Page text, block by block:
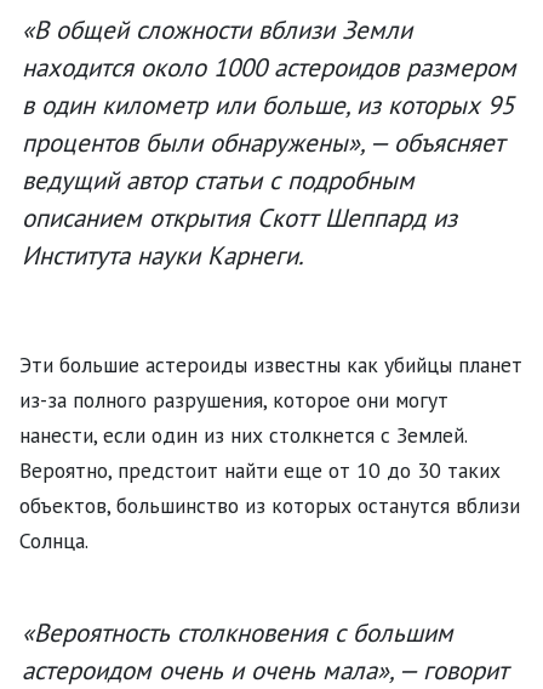
«В общей сложности вблизи Земли
находится около 1000 астероидов размером
в один километр или больше, из которых 95
процентов были обнаружены», — объясняет
ведущий автор статьи с подробным
описанием открытия Скотт Шеппард из
Института науки Карнеги.
Эти большие астероиды известны как убийцы планет
из-за полного разрушения, которое они могут
нанести, если один из них столкнется с Землей.
Вероятно, предстоит найти еще от 10 до 30 таких
объектов, большинство из которых останутся вблизи
Солнца.
«Вероятность столкновения с большим
астероидом очень и очень мала», — говорит